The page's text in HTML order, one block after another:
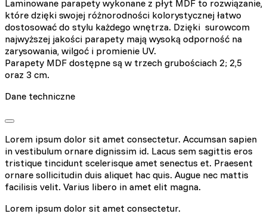
Laminowane parapety wykonane z płyt MDF to rozwiązanie,
które dzięki swojej różnorodności kolorystycznej łatwo
dostosować do stylu każdego wnętrza. Dzięki surowcom
najwyższej jakości parapety mają wysoką odporność na
zarysowania, wilgoć i promienie UV.
Parapety MDF dostępne są w trzech grubościach 2; 2,5
oraz 3 cm.
Dane techniczne
Lorem ipsum dolor sit amet consectetur. Accumsan sapien
in vestibulum ornare dignissim id. Lacus sem sagittis eros
tristique tincidunt scelerisque amet senectus et. Praesent
ornare sollicitudin duis aliquet hac quis. Augue nec mattis
facilisis velit. Varius libero in amet elit magna.
Lorem ipsum dolor sit amet consectetur.